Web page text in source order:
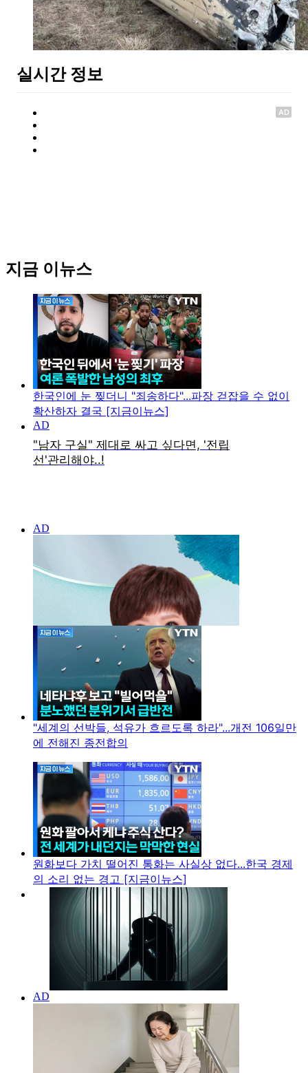
실시간 정보
AD
지금 이뉴스
한국인에 눈 찢더니 "죄송하다"...파장 걷잡을 수 없이
확산하자 결국 [지금이뉴스]
"세계의 선박들, 석유가 흐르도록 하라"...개전 106일만
에 전해진 종전합의
원화보다 가치 떨어진 통화는 사실상 없다...한국 경제
의 소리 없는 경고 [지금이뉴스]